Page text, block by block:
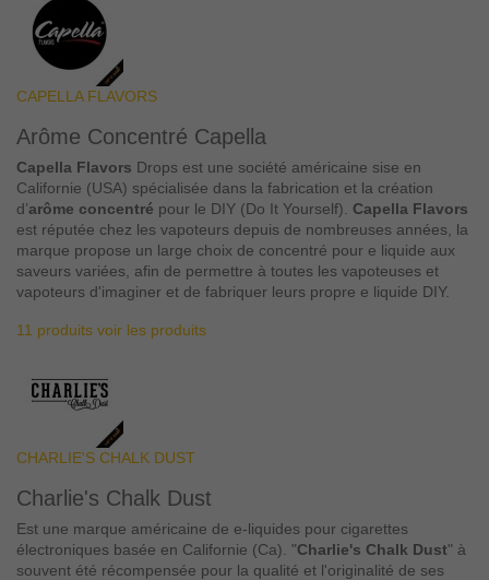
CAPELLA FLAVORS
Arôme Concentré Capella
Capella Flavors Drops est une société américaine sise en
Californie (USA) spécialisée dans la fabrication et la création
d’arôme concentré pour le DIY (Do It Yourself). Capella Flavors
est réputée chez les vapoteurs depuis de nombreuses années, la
marque propose un large choix de concentré pour e liquide aux
saveurs variées, afin de permettre à toutes les vapoteuses et
vapoteurs d'imaginer et de fabriquer leurs propre e liquide DIY.
11 produits voir les produits
CHARLIE'S CHALK DUST
Charlie's Chalk Dust
Est une marque américaine de e-liquides pour cigarettes
électroniques basée en Californie (Ca). "Charlie's Chalk Dust" à
souvent été récompensée pour la qualité et l'originalité de ses